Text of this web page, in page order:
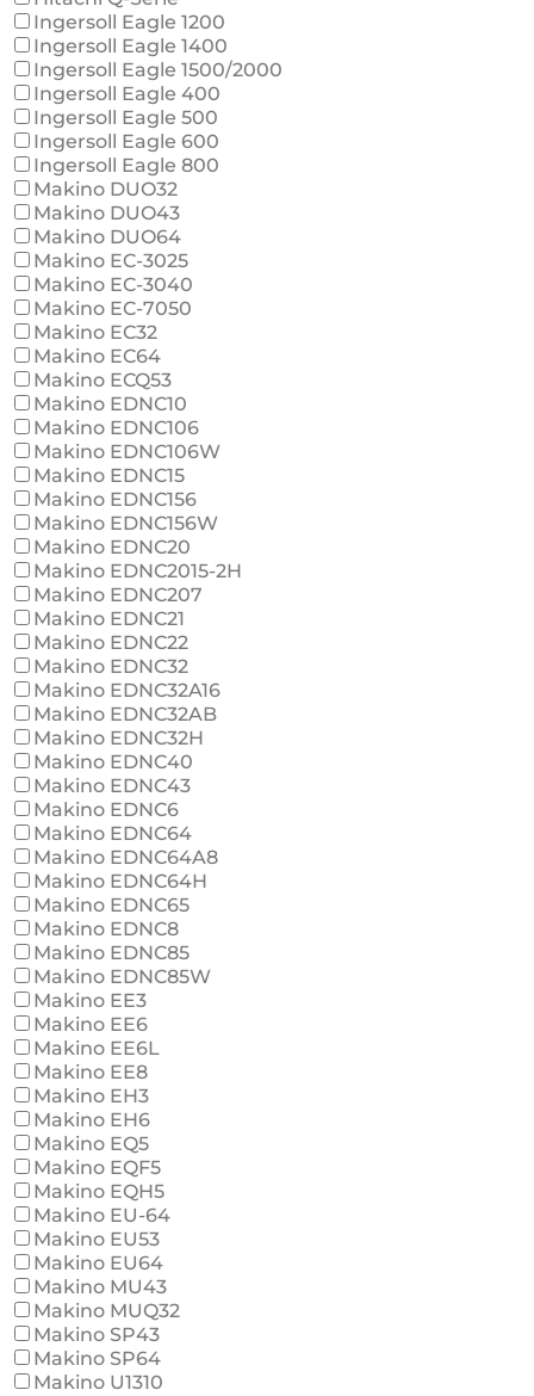
Ingersoll Eagle 1200
Ingersoll Eagle 1400
Ingersoll Eagle 1500/2000
Ingersoll Eagle 400
Ingersoll Eagle 500
Ingersoll Eagle 600
Ingersoll Eagle 800
Makino DUO32
Makino DUO43
Makino DUO64
Makino EC-3025
Makino EC-3040
Makino EC-7050
Makino EC32
Makino EC64
Makino ECQ53
Makino EDNC10
Makino EDNC106
Makino EDNC106W
Makino EDNC15
Makino EDNC156
Makino EDNC156W
Makino EDNC20
Makino EDNC2015-2H
Makino EDNC207
Makino EDNC21
Makino EDNC22
Makino EDNC32
Makino EDNC32A16
Makino EDNC32AB
Makino EDNC32H
Makino EDNC40
Makino EDNC43
Makino EDNC6
Makino EDNC64
Makino EDNC64A8
Makino EDNC64H
Makino EDNC65
Makino EDNC8
Makino EDNC85
Makino EDNC85W
Makino EE3
Makino EE6
Makino EE6L
Makino EE8
Makino EH3
Makino EH6
Makino EQ5
Makino EQF5
Makino EQH5
Makino EU-64
Makino EU53
Makino EU64
Makino MU43
Makino MUQ32
Makino SP43
Makino SP64
Makino U1310